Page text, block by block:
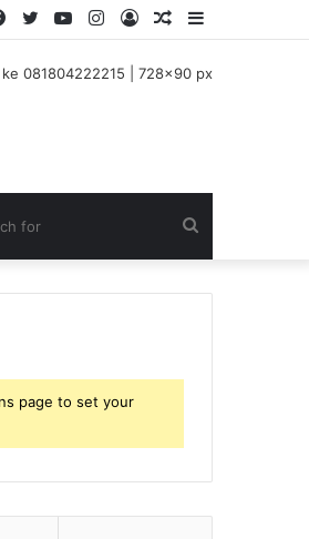
Random
Log
Instagram
YouTube
Twitter
Facebook
for
page to set your